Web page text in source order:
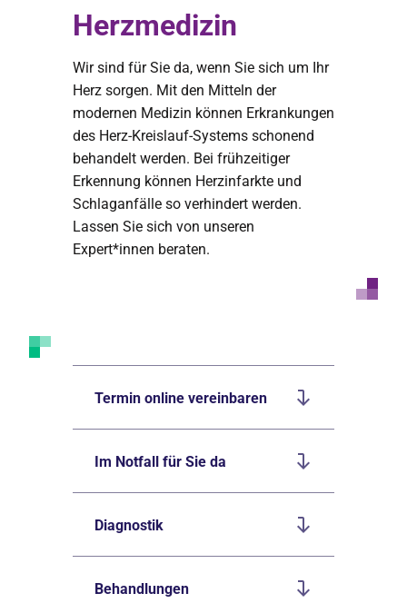
Herzmedizin
Wir sind für Sie da, wenn Sie sich um Ihr
Herz sorgen. Mit den Mitteln der
modernen Medizin können Erkrankungen
des Herz-Kreislauf-Systems schonend
behandelt werden. Bei frühzeitiger
Erkennung können Herzinfarkte und
Schlaganfälle so verhindert werden.
Lassen Sie sich von unseren
Expert*innen beraten.
Termin online vereinbaren
Im Notfall für Sie da
Diagnostik
Behandlungen